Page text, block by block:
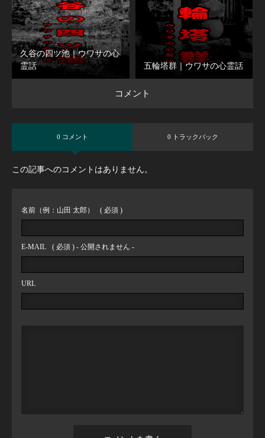
久谷の四ツ池｜ウワサの心
霊話
五輪塔群｜ウワサの心霊話
コメント
0 コメント 0 トラックバック
この記事へのコメントはありません。
名前（例：山田 太郎） ( 必須 )
E-MAIL ( 必須 ) - 公開されません -
URL